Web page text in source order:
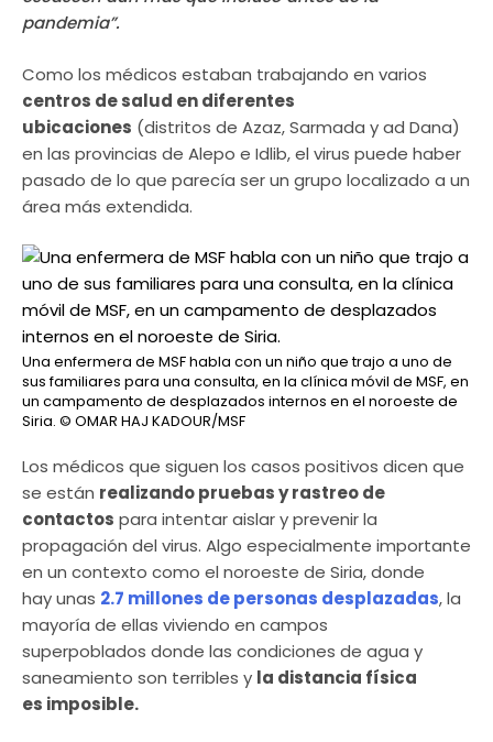
pandemia”.
Como los médicos estaban trabajando en varios
centros de salud en diferentes
ubicaciones (distritos de Azaz, Sarmada y ad Dana)
en las provincias de Alepo e Idlib, el virus puede haber
pasado de lo que parecía ser un grupo localizado a un
área más extendida.
Una enfermera de MSF habla con un niño que trajo a uno de
sus familiares para una consulta, en la clínica móvil de MSF, en
un campamento de desplazados internos en el noroeste de
Siria. © OMAR HAJ KADOUR/MSF
Los médicos que siguen los casos positivos dicen que
se están realizando pruebas y rastreo de
contactos para intentar aislar y prevenir la
propagación del virus. Algo especialmente importante
en un contexto como el noroeste de Siria, donde
hay unas 2.7 millones de personas desplazadas, la
mayoría de ellas viviendo en campos
superpoblados donde las condiciones de agua y
saneamiento son terribles y la distancia física
es imposible.